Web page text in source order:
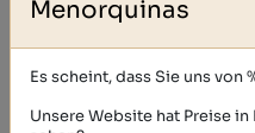
Menorquinas
Es scheint, dass Sie uns von
Unsere Website hat Preise